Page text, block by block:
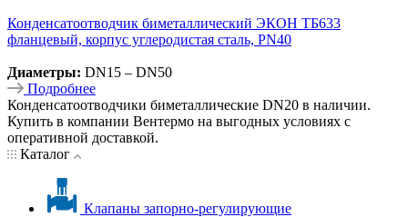
Конденсатоотводчик биметаллический ЭКОН ТБ633
фланцевый, корпус углеродистая сталь, PN40
Диаметры: DN15 – DN50
Подробнее
Конденсатоотводчики биметаллические DN20 в наличии.
Купить в компании Вентермо на выгодных условиях с
оперативной доставкой.
Каталог
Клапаны запорно-регулирующие